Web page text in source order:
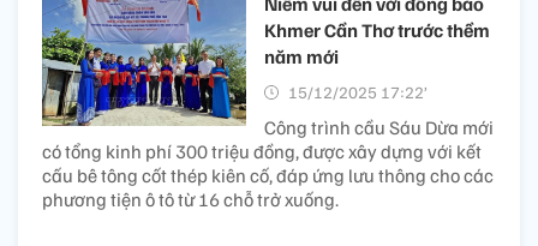
Khmer Cần Thơ trước thềm
năm mới
15/12/2025 17:22’
Công trình cầu Sáu Dừa mới
có tổng kinh phí 300 triệu đồng, được xây dựng với kết
cấu bê tông cốt thép kiên cố, đáp ứng lưu thông cho các
phương tiện ô tô từ 16 chỗ trở xuống.